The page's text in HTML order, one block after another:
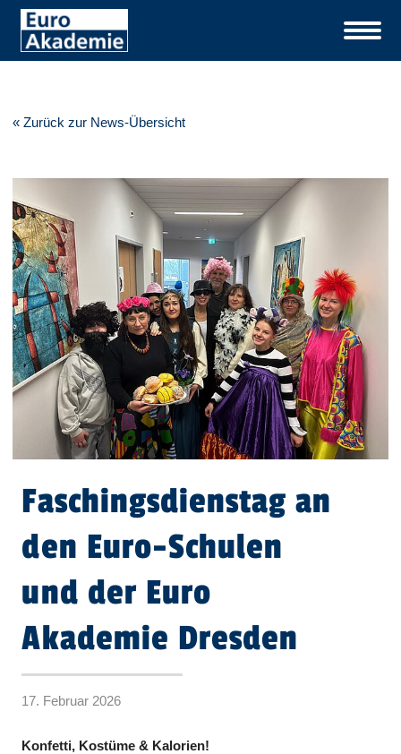
« Zurück zur News-Übersicht
Faschingsdienstag an
den Euro-Schulen
und der Euro
Akademie Dresden
17. Februar 2026
Konfetti, Kostüme & Kalorien!